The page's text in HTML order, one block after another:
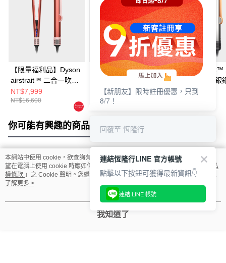
【限量福利品】Dyson
airstrait™ 二合一吹風
直髮器 珊瑚莓禮盒版
NT$7,999
NT$16,600
Dyson airstrait™ 二合
一吹風直髮器 粉霧玫
NT$12,900
NT$16,600
Dyson airstrait™
一吹風直髮器 銀
NT$9,999
你可能有興趣的商品 全站排行
熱門標籤
本網站中使用 cookie，欲查詢有關本網站使用 cookie 方式之詳情，及若您不希
望在電腦上使用 cookie 時應如何變更電腦的 cookie 設定，請參閱本網站「
隱私
權條款 」之 Cookie 聲明。您繼續使用本網站即表示您同意本公司得按本網站使
用條款之 Cookie 聲明使用 cookie。
了解更多 >
我知道了
【新朋友】限時註冊優惠，只到
8/7！
回覆至 恆隆行
連結恆隆行LINE 官方帳號
點擊以下按鈕可獲得最新資訊👇
連結 LINE 帳號